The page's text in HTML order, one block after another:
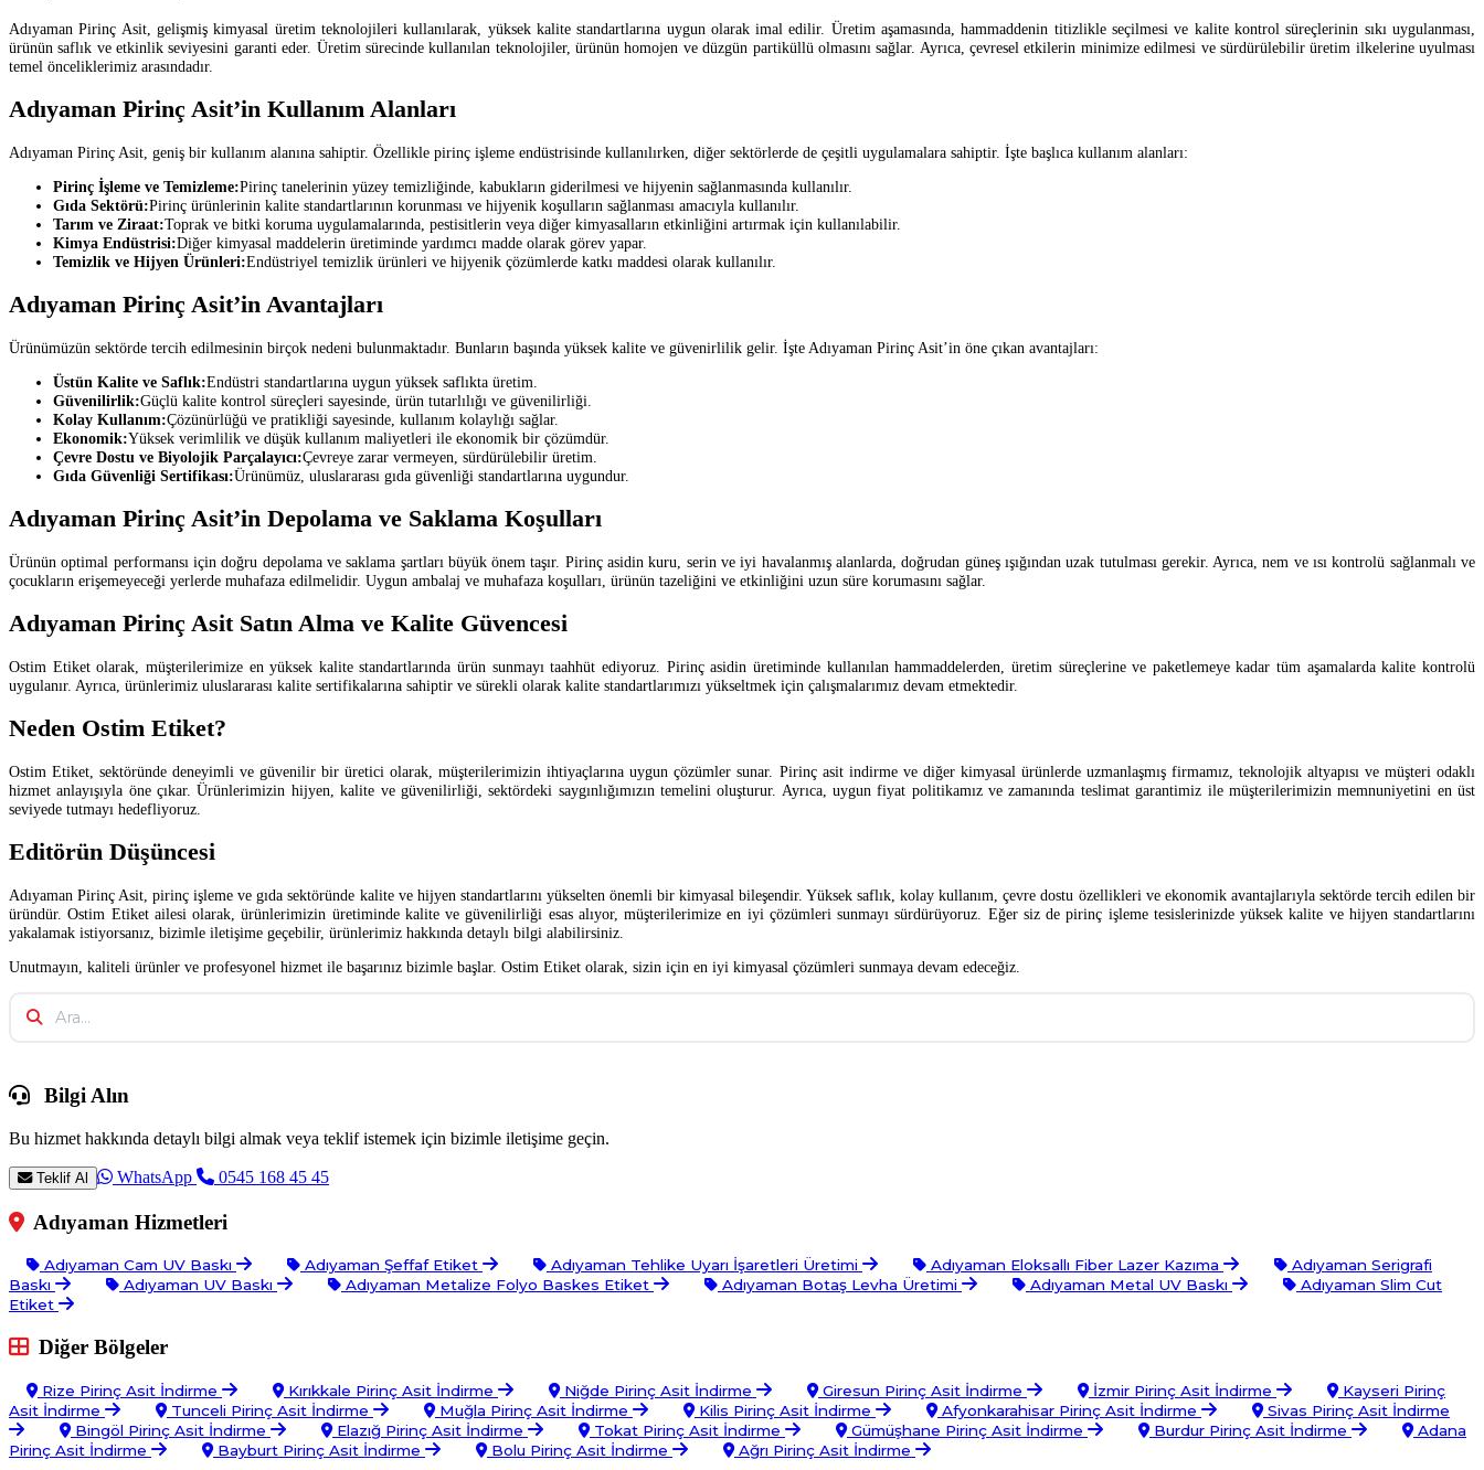
Adıyaman Pirinç Asit, gelişmiş kimyasal üretim teknolojileri kullanılarak, yüksek kalite standartlarına uygun olarak imal edilir. Üretim aşamasında, hammaddenin titizlikle seçilmesi ve kalite kontrol süreçlerinin sıkı uygulanması,
ürünün saflık ve etkinlik seviyesini garanti eder. Üretim sürecinde kullanılan teknolojiler, ürünün homojen ve düzgün partiküllü olmasını sağlar. Ayrıca, çevresel etkilerin minimize edilmesi ve sürdürülebilir üretim ilkelerine uyulması
temel önceliklerimiz arasındadır.
Adıyaman Pirinç Asit’in Kullanım Alanları
Adıyaman Pirinç Asit, geniş bir kullanım alanına sahiptir. Özellikle pirinç işleme endüstrisinde kullanılırken, diğer sektörlerde de çeşitli uygulamalara sahiptir. İşte başlıca kullanım alanları:
Pirinç İşleme ve Temizleme:Pirinç tanelerinin yüzey temizliğinde, kabukların giderilmesi ve hijyenin sağlanmasında kullanılır.
Gıda Sektörü:Pirinç ürünlerinin kalite standartlarının korunması ve hijyenik koşulların sağlanması amacıyla kullanılır.
Tarım ve Ziraat:Toprak ve bitki koruma uygulamalarında, pestisitlerin veya diğer kimyasalların etkinliğini artırmak için kullanılabilir.
Kimya Endüstrisi:Diğer kimyasal maddelerin üretiminde yardımcı madde olarak görev yapar.
Temizlik ve Hijyen Ürünleri:Endüstriyel temizlik ürünleri ve hijyenik çözümlerde katkı maddesi olarak kullanılır.
Adıyaman Pirinç Asit’in Avantajları
Ürünümüzün sektörde tercih edilmesinin birçok nedeni bulunmaktadır. Bunların başında yüksek kalite ve güvenirlilik gelir. İşte Adıyaman Pirinç Asit’in öne çıkan avantajları:
Üstün Kalite ve Saflık:Endüstri standartlarına uygun yüksek saflıkta üretim.
Güvenilirlik:Güçlü kalite kontrol süreçleri sayesinde, ürün tutarlılığı ve güvenilirliği.
Kolay Kullanım:Çözünürlüğü ve pratikliği sayesinde, kullanım kolaylığı sağlar.
Ekonomik:Yüksek verimlilik ve düşük kullanım maliyetleri ile ekonomik bir çözümdür.
Çevre Dostu ve Biyolojik Parçalayıcı:Çevreye zarar vermeyen, sürdürülebilir üretim.
Gıda Güvenliği Sertifikası:Ürünümüz, uluslararası gıda güvenliği standartlarına uygundur.
Adıyaman Pirinç Asit’in Depolama ve Saklama Koşulları
Ürünün optimal performansı için doğru depolama ve saklama şartları büyük önem taşır. Pirinç asidin kuru, serin ve iyi havalanmış alanlarda, doğrudan güneş ışığından uzak tutulması gerekir. Ayrıca, nem ve ısı kontrolü sağlanmalı ve
çocukların erişemeyeceği yerlerde muhafaza edilmelidir. Uygun ambalaj ve muhafaza koşulları, ürünün tazeliğini ve etkinliğini uzun süre korumasını sağlar.
Adıyaman Pirinç Asit Satın Alma ve Kalite Güvencesi
Ostim Etiket olarak, müşterilerimize en yüksek kalite standartlarında ürün sunmayı taahhüt ediyoruz. Pirinç asidin üretiminde kullanılan hammaddelerden, üretim süreçlerine ve paketlemeye kadar tüm aşamalarda kalite kontrolü
uygulanır. Ayrıca, ürünlerimiz uluslararası kalite sertifikalarına sahiptir ve sürekli olarak kalite standartlarımızı yükseltmek için çalışmalarımız devam etmektedir.
Neden Ostim Etiket?
Ostim Etiket, sektöründe deneyimli ve güvenilir bir üretici olarak, müşterilerimizin ihtiyaçlarına uygun çözümler sunar. Pirinç asit indirme ve diğer kimyasal ürünlerde uzmanlaşmış firmamız, teknolojik altyapısı ve müşteri odaklı
hizmet anlayışıyla öne çıkar. Ürünlerimizin hijyen, kalite ve güvenilirliği, sektördeki saygınlığımızın temelini oluşturur. Ayrıca, uygun fiyat politikamız ve zamanında teslimat garantimiz ile müşterilerimizin memnuniyetini en üst
seviyede tutmayı hedefliyoruz.
Editörün Düşüncesi
Adıyaman Pirinç Asit, pirinç işleme ve gıda sektöründe kalite ve hijyen standartlarını yükselten önemli bir kimyasal bileşendir. Yüksek saflık, kolay kullanım, çevre dostu özellikleri ve ekonomik avantajlarıyla sektörde tercih edilen bir
üründür. Ostim Etiket ailesi olarak, ürünlerimizin üretiminde kalite ve güvenilirliği esas alıyor, müşterilerimize en iyi çözümleri sunmayı sürdürüyoruz. Eğer siz de pirinç işleme tesislerinizde yüksek kalite ve hijyen standartlarını
yakalamak istiyorsanız, bizimle iletişime geçebilir, ürünlerimiz hakkında detaylı bilgi alabilirsiniz.
Unutmayın, kaliteli ürünler ve profesyonel hizmet ile başarınız bizimle başlar. Ostim Etiket olarak, sizin için en iyi kimyasal çözümleri sunmaya devam edeceğiz.
Bilgi Alın
Bu hizmet hakkında detaylı bilgi almak veya teklif istemek için bizimle iletişime geçin.
Teklif Al WhatsApp 0545 168 45 45
Adıyaman Hizmetleri
Adıyaman Cam UV Baskı Adıyaman Şeffaf Etiket Adıyaman Tehlike Uyarı İşaretleri Üretimi Adıyaman Eloksallı Fiber Lazer Kazıma
Adıyaman Serigrafi
Baskı
Adıyaman UV Baskı Adıyaman Metalize Folyo Baskes Etiket Adıyaman Botaş Levha Üretimi Adıyaman Metal UV Baskı
Adıyaman Slim Cut
Etiket
Diğer Bölgeler
Rize Pirinç Asit İndirme Kırıkkale Pirinç Asit İndirme Niğde Pirinç Asit İndirme Giresun Pirinç Asit İndirme İzmir Pirinç Asit İndirme
Kayseri Pirinç
Asit İndirme
Tunceli Pirinç Asit İndirme Muğla Pirinç Asit İndirme Kilis Pirinç Asit İndirme Afyonkarahisar Pirinç Asit İndirme
Sivas Pirinç Asit İndirme
Bingöl Pirinç Asit İndirme
Elazığ Pirinç Asit İndirme Tokat Pirinç Asit İndirme Gümüşhane Pirinç Asit İndirme Burdur Pirinç Asit İndirme
Adana
Pirinç Asit İndirme
Bayburt Pirinç Asit İndirme Bolu Pirinç Asit İndirme Ağrı Pirinç Asit İndirme